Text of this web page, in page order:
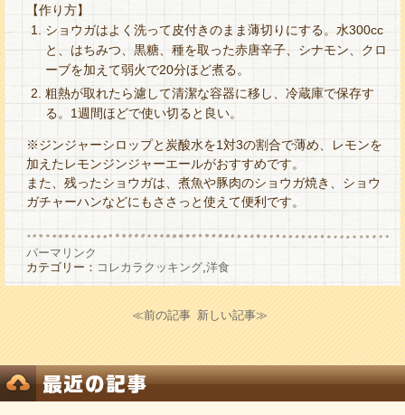
【作り方】
ショウガはよく洗って皮付きのまま薄切りにする。水300cc
と、はちみつ、黒糖、種を取った赤唐辛子、シナモン、クロ
ーブを加えて弱火で20分ほど煮る。
粗熱が取れたら濾して清潔な容器に移し、冷蔵庫で保存す
る。1週間ほどで使い切ると良い。
※ジンジャーシロップと炭酸水を1対3の割合で薄め、レモンを
加えたレモンジンジャーエールがおすすめです。
また、残ったショウガは、煮魚や豚肉のショウガ焼き、ショウ
ガチャーハンなどにもささっと使えて便利です。
パーマリンク
カテゴリー： コレカラクッキング,洋食
≪前の記事 新しい記事≫